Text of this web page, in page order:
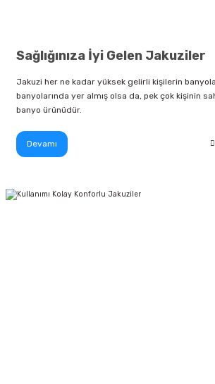
Sağlığınıza İyi Gelen Jakuziler
Jakuzi her ne kadar yüksek gelirli kişilerin
banyolarında yer almış olsa da, pek çok kişinin
banyo ürünüdür.
Devamı